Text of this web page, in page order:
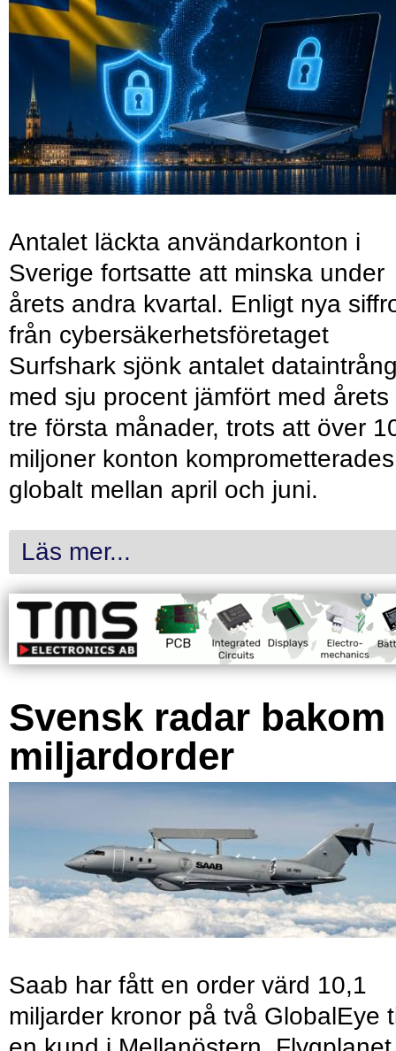
Antalet läckta användarkonton i
Sverige fortsatte att minska under
årets andra kvartal. Enligt nya
från cybersäkerhetsföretaget
Surfshark sjönk antalet
med sju procent jämfört med årets
tre första månader, trots att över
miljoner konton komprometterades
globalt mellan april och juni.
Läs mer...
Svensk radar bakom
miljardorder
Saab har fått en order värd 10,1
miljarder kronor på två GlobalEye